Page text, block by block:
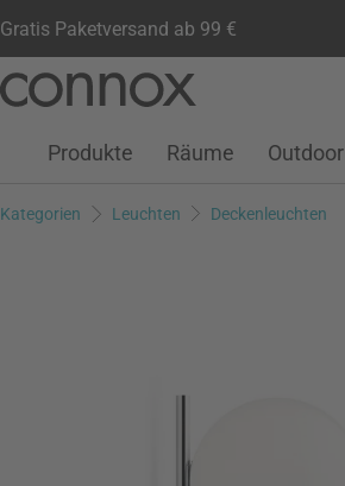
Gratis Paketversand ab 99 €
Seiteninhalt
Suchfeld
Kundenkonto
Wunschliste
Warenkorb
Produkte Räume Outdoor
Kategorien Leuchten Deckenleuchten